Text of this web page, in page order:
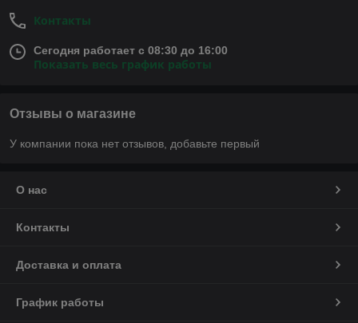
Контакты
Сегодня работает с 08:30 до 16:00
Показать весь график работы
Отзывы о магазине
У компании пока нет отзывов, добавьте первый
О нас
Контакты
Доставка и оплата
График работы